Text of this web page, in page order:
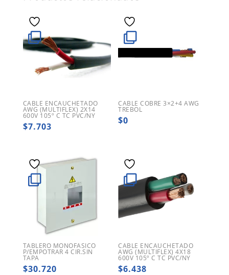
CABLE ENCAUCHETADO
AWG (MULTIFLEX) 2X14
600V 105º C TC PVC/NY
$7.703
CABLE COBRE 3×2+4 AWG
TREBOL
$0
TABLERO MONOFASICO
P/EMPOTRAR 4 CIR.SIN
TAPA
$30.720
CABLE ENCAUCHETADO
AWG (MULTIFLEX) 4X18
600V 105º C TC PVC/NY
$6.438